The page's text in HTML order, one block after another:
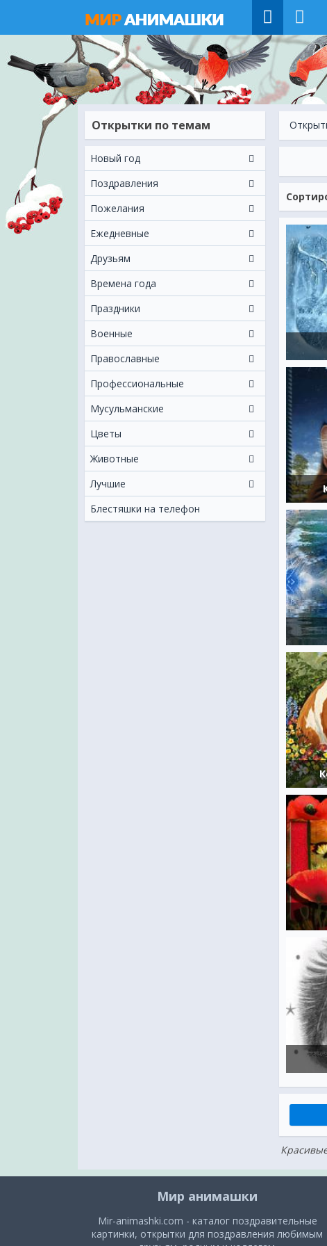
Открытки по темам
Новый год
Поздравления
Пожелания
Ежeдневные
Друзьям
Времена года
Праздники
Военные
Православные
Профессиональные
Мусульманские
Цветы
Животные
Лучшие
Блестяшки на телефон
Мир анимашки
Mir-animashki.com - каталог поздравительные
картинки, открытки для поздравления любимым